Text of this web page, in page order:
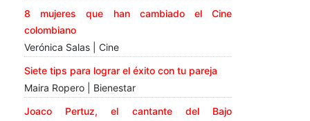
8 mujeres que han cambiado el Cine
colombiano
Verónica Salas | Cine
Siete tips para lograr el éxito con tu pareja
Maira Ropero | Bienestar
Joaco Pertuz, el cantante del Bajo